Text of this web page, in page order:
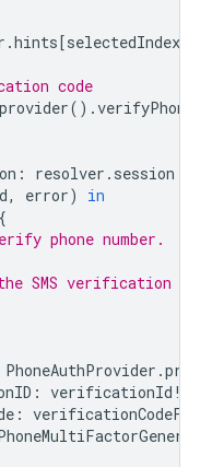
.hints[selectedIndex
code
provider().
: resolver . session
, error)
in
{
phone number.
SMS verification code.
PhoneAuthProvider .
: verificationId !,
: